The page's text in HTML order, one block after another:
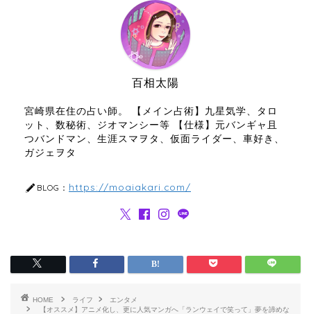
百相太陽
宮崎県在住の占い師。 【メイン占術】九星気学、タロ
ット、数秘術、ジオマンシー等 【仕様】元バンギャ且
つバンドマン、生涯スマヲタ、仮面ライダー、車好き、
ガジェヲタ
BLOG： https://moaiakari.com/
HOME ライフ
エンタメ
【オススメ】アニメ化し、更に人気マンガへ「ランウェイで笑って」夢を諦めな